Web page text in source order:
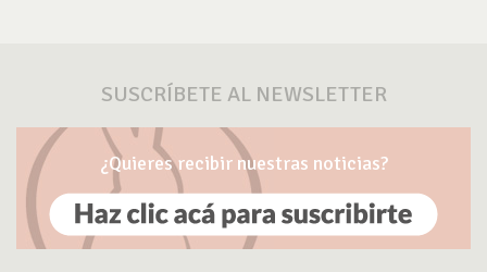
SUSCRÍBETE AL NEWSLETTER
¿Quieres recibir nuestras noticias?